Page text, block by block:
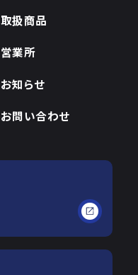
取扱商品
営業所
お知らせ
お問い合わせ